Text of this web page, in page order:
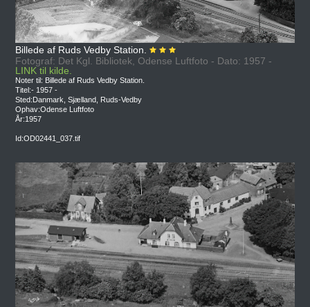
Billede af Ruds Vedby Station.
Fotograf: Det Kgl. Bibliotek, Odense Luftfoto - Dato: 1957 -
LINK til kilde.
Noter til: Billede af Ruds Vedby Station.
Titel:- 1957 -
Sted:Danmark, Sjælland, Ruds-Vedby
Ophav:Odense Luftfoto
År:1957
Id:OD02441_037.tif